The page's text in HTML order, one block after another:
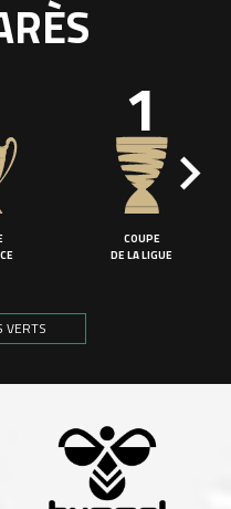
1
COUPE
DE LA LIGUE
VERTS